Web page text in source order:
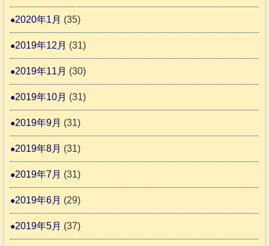
2020年1月 (35)
2019年12月 (31)
2019年11月 (30)
2019年10月 (31)
2019年9月 (31)
2019年8月 (31)
2019年7月 (31)
2019年6月 (29)
2019年5月 (37)